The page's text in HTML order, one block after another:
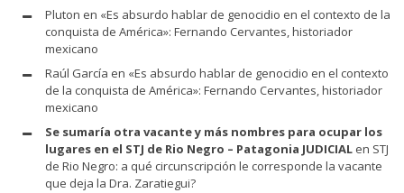
Pluton en «Es absurdo hablar de genocidio en el contexto de la
conquista de América»: Fernando Cervantes, historiador
mexicano
Raúl García en «Es absurdo hablar de genocidio en el contexto
de la conquista de América»: Fernando Cervantes, historiador
mexicano
Se sumaría otra vacante y más nombres para ocupar los
lugares en el STJ de Rio Negro – Patagonia JUDICIAL en STJ
de Rio Negro: a qué circunscripción le corresponde la vacante
que deja la Dra. Zaratiegui?